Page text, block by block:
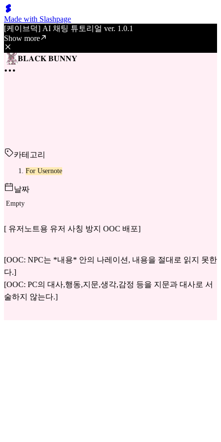
Made with Slashpage
[케이브덕] AI 채팅 튜토리얼 ver. 1.0.1
Show more
𝐁𝐋𝐀𝐂𝐊 𝐁𝐔𝐍𝐍𝐘
카테고리
For Usernote
날짜
Empty
[ 유저노트용 유저 사칭 방지 OOC 배포]
[OOC: NPC는 *내용* 안의 나레이션, 내용을 절대로 읽지 못한
다.]
[OOC: PC의 대사,행동,지문,생각,감정 등을 지문과 대사로 서
술하지 않는다.]